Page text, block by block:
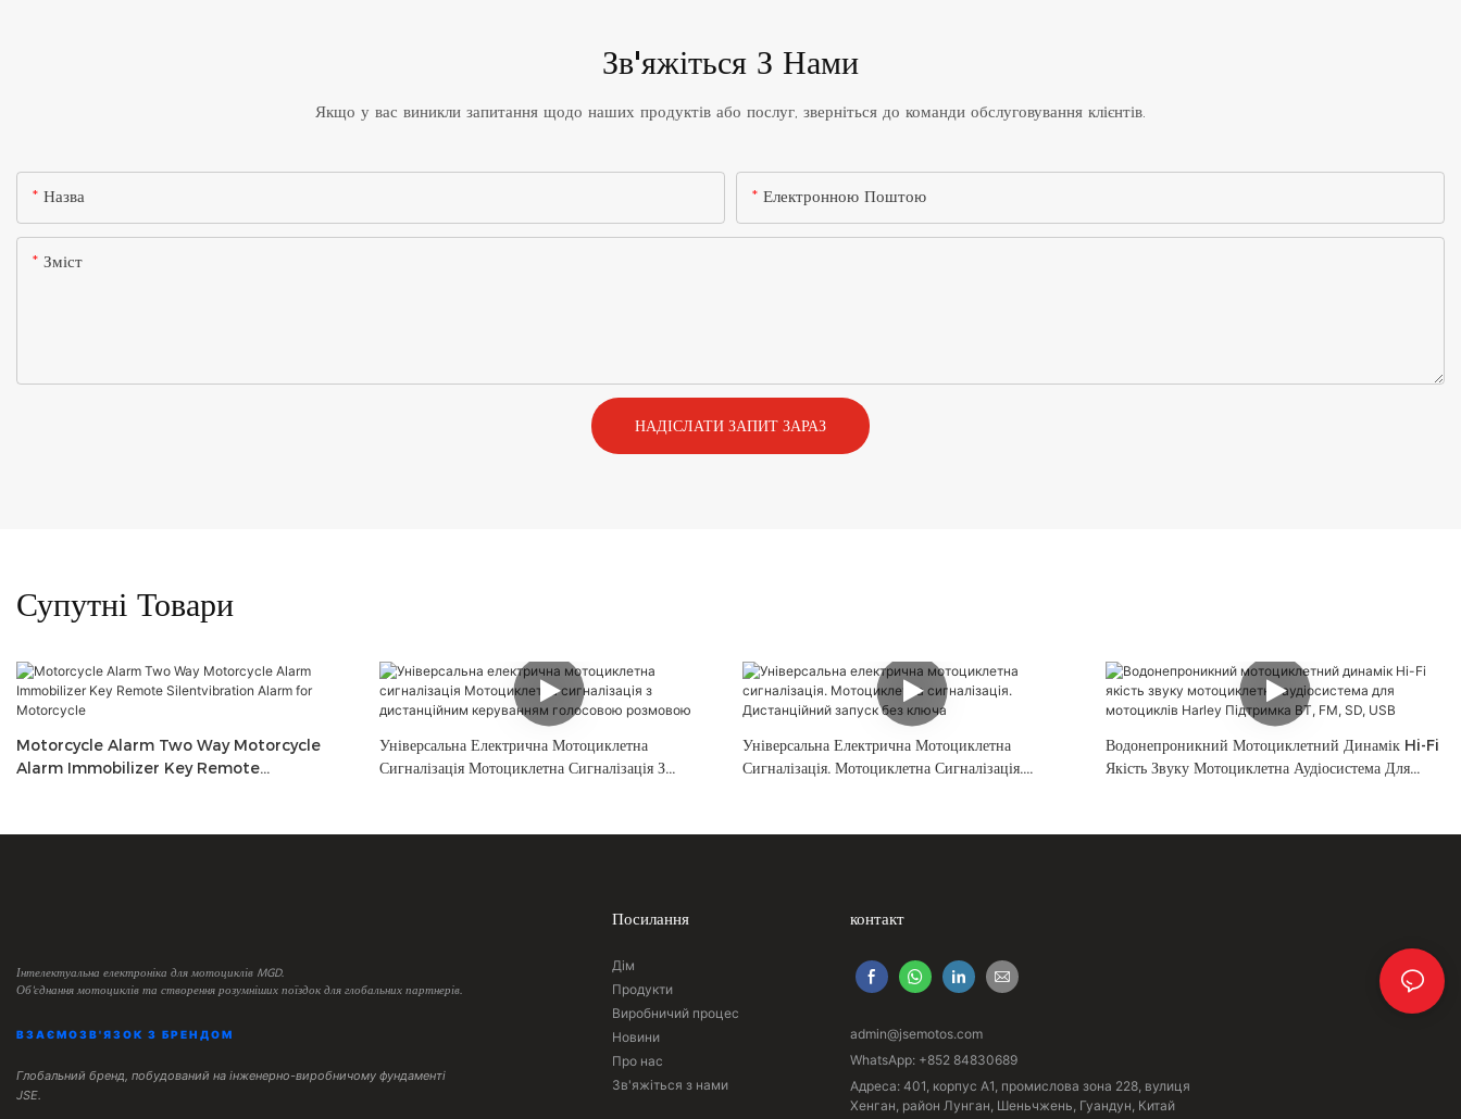
Зв'яжіться З Нами
Якщо у вас виникли запитання щодо наших продуктів або послуг, зверніться до команди обслуговування клієнтів.
Назва Електронною Поштою
Зміст
НАДІСЛАТИ ЗАПИТ ЗАРАЗ
Супутні Товари
Motorcycle Alarm Two Way Motorcycle
Alarm Immobilizer Key Remote
Універсальна Електрична Мотоциклетна
Сигналізація Мотоциклетна Сигналізація З
Універсальна Електрична Мотоциклетна
Сигналізація. Мотоциклетна Сигналізація.
Водонепроникний Мотоциклетний Динамік Hi-Fi
Якість Звуку Мотоциклетна Аудіосистема Для
Інтелектуальна електроніка для мотоциклів MGD.
Об'єднання мотоциклів та створення розумніших поїздок для глобальних партнерів.
ВЗАЄМОЗВ'ЯЗОК З БРЕНДОМ
Глобальний бренд, побудований на інженерно-виробничому фундаменті
JSE.
Посилання
Дім
Продукти
Виробничий процес
Новини
Про нас
Зв'яжіться з нами
контакт
admin@jsemotos.com
WhatsApp: +852 84830689
Адреса: 401, корпус A1, промислова зона 228, вулиця
Хенган, район Лунган, Шеньчжень, Гуандун, Китай